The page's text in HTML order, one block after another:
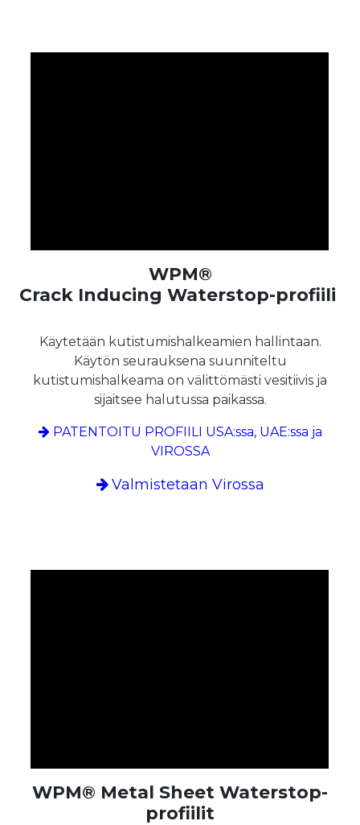
WPM®
Crack Inducing Waterstop-profiili
Käytetään kutistumishalkeamien hallintaan.
Käytön seurauksena suunniteltu
kutistumishalkeama on välittömästi vesitiivis ja
sijaitsee halutussa paikassa.
PATENTOITU PROFIILI USA:ssa, UAE:ssa ja
VIROSSA
Valmistetaan Virossa
WPM® Metal Sheet Waterstop-
profiilit